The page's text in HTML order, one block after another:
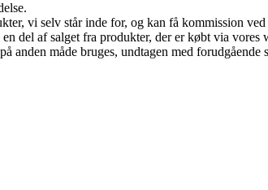
vi selv står inde for, og kan få kommission
del af salget fra produkter, der er købt via vores
anden måde bruges, undtagen med